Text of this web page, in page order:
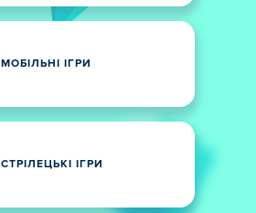
МОБІЛЬНІ ІГРИ
СТРІЛЕЦЬКІ ІГРИ